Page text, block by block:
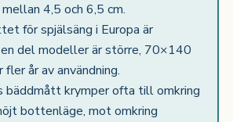
4,5 och 6,5 cm.
för spjälsäng i Europa är
del modeller är större, 70×140
år av användning.
bäddmått krymper ofta till omkring
bottenläge, mot omkring